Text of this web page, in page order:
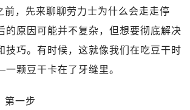
前，先来聊聊劳力士为什么会走走停
的原因可能并不复杂，但想要彻底解决
技巧。有时候，这就像我们在吃豆干时
颗豆干卡在了牙缝里。
第一步